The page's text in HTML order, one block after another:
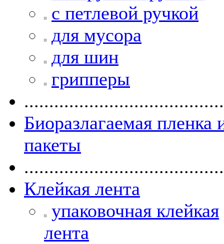
с петлевой ручкой
для мусора
для шин
грипперы
Биоразлагаемая пленка
пакеты
Клейкая лента
упаковочная клейкая
лента